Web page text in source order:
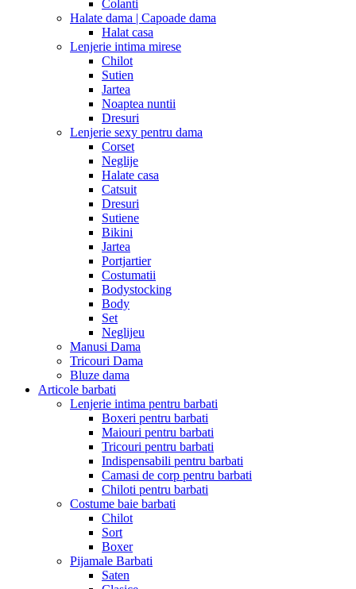
Colanti
Halate dama | Capoade dama
Halat casa
Lenjerie intima mirese
Chilot
Sutien
Jartea
Noaptea nuntii
Dresuri
Lenjerie sexy pentru dama
Corset
Neglije
Halate casa
Catsuit
Dresuri
Sutiene
Bikini
Jartea
Portjartier
Costumatii
Bodystocking
Body
Set
Neglijeu
Manusi Dama
Tricouri Dama
Bluze dama
Articole barbati
Lenjerie intima pentru barbati
Boxeri pentru barbati
Maiouri pentru barbati
Tricouri pentru barbati
Indispensabili pentru barbati
Camasi de corp pentru barbati
Chiloti pentru barbati
Costume baie barbati
Chilot
Sort
Boxer
Pijamale Barbati
Saten